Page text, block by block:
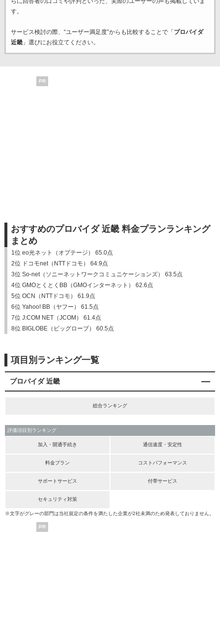
す。
サービス検討の際、“ユーザー満足度”からも比較することで「 プロバイダ
近畿」選びにお役立てください。
PR
おすすめのプロバイダ 近畿 料金プランランキング
まとめ
1位 eo光ネット（オプテージ） 65.0点
2位 ドコモnet（NTTドコモ） 64.9点
3位 So-net（ソニーネットワークコミュニケーションズ） 63.5点
4位 GMOとくとくBB（GMOインターネット） 62.6点
5位 OCN（NTTドコモ） 61.9点
6位 Yahoo! BB（ヤフー） 61.5点
7位 J:COM NET（JCOM） 61.4点
8位 BIGLOBE（ビッグローブ） 60.5点
項目別ランキング一覧
プロバイダ 近畿
総合ランキング
評価項目別ランキング
加入・開通手続き 通信速度・安定性
料金プラン コストパフォーマンス
サポートサービス 付帯サービス
セキュリティ対策
※文字がグレーの部門は当社規定の条件を満たした企業が2社未満のため発表しておりません。
PR